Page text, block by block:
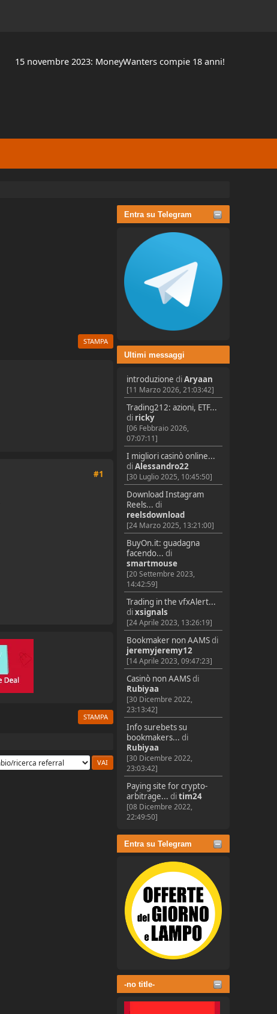
15 novembre 2023: MoneyWanters compie 18 anni!
Entra su Telegram
Ultimi messaggi
introduzione diAryaan
[11 Marzo 2026, 21:03:42]
Trading212: azioni, ETF...
di ricky
[06 Febbraio 2026,
07:07:11]
I migliori casinò online...
diAlessandro22
[30 Luglio 2025, 10:45:50]
Download Instagram
Reels... di
reelsdownload
[24 Marzo 2025, 13:21:00]
BuyOn.it: guadagna
facendo... di
smartmouse
[20 Settembre 2023,
14:42:59]
Trading in the vfxAlert...
dixsignals
[24 Aprile 2023, 13:26:19]
Bookmaker non AAMSdi
jeremyjeremy12
[14 Aprile 2023, 09:47:23]
Casinò non AAMSdi
Rubiyaa
[30 Dicembre 2022,
23:13:42]
Info surebets su
bookmakers... di
Rubiyaa
[30 Dicembre 2022,
23:03:42]
Paying site for crypto-
arbitrage... ditim24
[08 Dicembre 2022,
22:49:50]
Entra su Telegram
-no title-
STAMPA
#1
STAMPA